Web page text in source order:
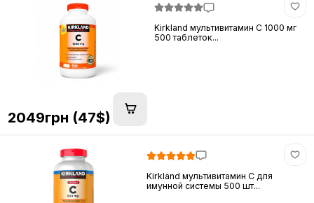
Kirkland мультивитамин C 1000 мг
500 таблеток...
2049грн (47$)
Kirkland мультивитамин C для
имунной системы 500 шт...